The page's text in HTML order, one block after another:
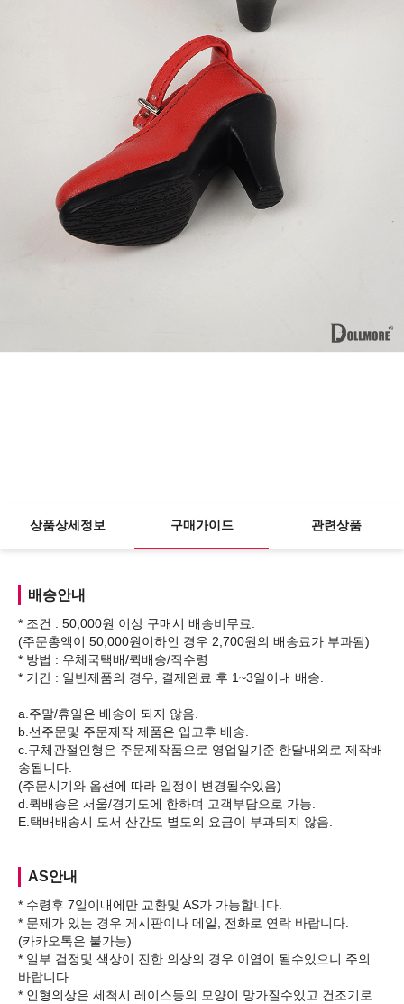
상품상세정보 구매가이드 관련상품
배송안내
* 조건 : 50,000원 이상 구매시 배송비무료.
(주문총액이 50,000원이하인 경우 2,700원의 배송료가 부과됨)
* 방법 : 우체국택배/퀵배송/직수령
* 기간 : 일반제품의 경우, 결제완료 후 1~3일이내 배송.
a.주말/휴일은 배송이 되지 않음.
b.선주문및 주문제작 제품은 입고후 배송.
c.구체관절인형은 주문제작품으로 영업일기준 한달내외로 제작배
송됩니다.
(주문시기와 옵션에 따라 일정이 변경될수있음)
d.퀵배송은 서울/경기도에 한하며 고객부담으로 가능.
AS안내
* 수령후 7일이내에만 교환및 AS가 가능합니다.
* 문제가 있는 경우 게시판이나 메일, 전화로 연락 바랍니다.
(카카오톡은 불가능)
* 일부 검정및 색상이 진한 의상의 경우 이염이 될수있으니 주의
바랍니다.
* 인형의상은 세척시 레이스등의 모양이 망가질수있고 건조기로